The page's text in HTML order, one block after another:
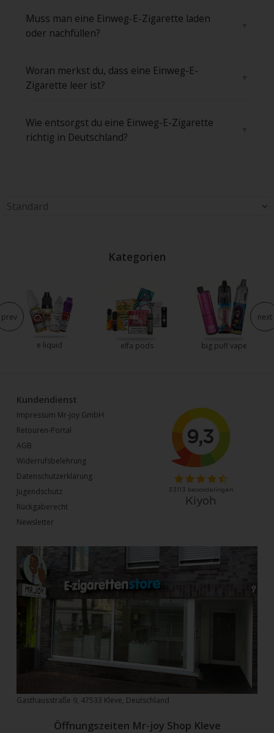
Muss man eine Einweg-E-Zigarette laden
oder nachfüllen?
Woran merkst du, dass eine Einweg-E-
Zigarette leer ist?
Wie entsorgst du eine Einweg-E-Zigarette
richtig in Deutschland?
Kategorien
e liquid elfa pods big puff vape
prev next
Kundendienst
Impressum Mr-joy GmbH
Retouren-Portal
AGB
Widerrufsbelehrung
Datenschutzerklärung
Jugendschutz
Rückgaberecht
Newsletter
Gasthausstraße 9, 47533 Kleve, Deutschland
Öffnungszeiten Mr-joy Shop Kleve